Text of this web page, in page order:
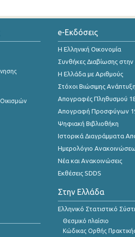
e-Εκδόσεις
Η Ελληνική Οικονομία
Συνθήκες Διαβίωσης
Η Ελλάδα με Αριθμούς
Στόχοι Βιώσιμης
Απογραφές Πληθυσμού
Απογραφή Προσφύγων
Ψηφιακή Βιβλιοθήκη
Ιστορικά Διαγράμματα
Ημερολόγιο
Νέα και Ανακοινώσεις
Εκθέσεις SDDS
Στην Ελλάδα
Ελληνικό Στατιστικό
Θεσμικό πλαίσιο
Κώδικας Ορθής